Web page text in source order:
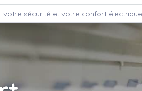
votre sécurité et votre confort électrique